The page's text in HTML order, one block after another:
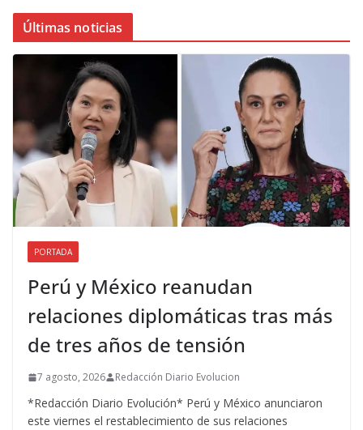
Últimas noticias
PORTADA
Perú y México reanudan
relaciones diplomáticas tras más
de tres años de tensión
7 agosto, 2026 Redacción Diario Evolucion
*Redacción Diario Evolución* Perú y México anunciaron
este viernes el restablecimiento de sus relaciones